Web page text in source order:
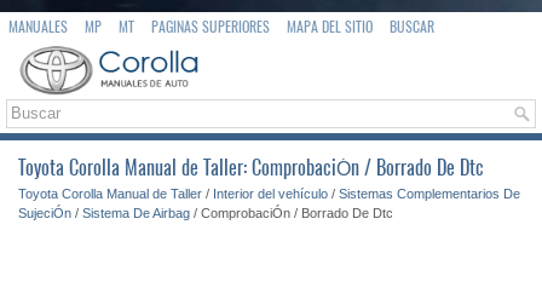
MANUALES MP MT PAGINAS SUPERIORES MAPA DEL SITIO BUSCAR
Toyota Corolla Manual de Taller: ComprobaciÓn / Borrado De Dtc
Toyota Corolla Manual de Taller / Interior del vehículo / Sistemas Complementarios De
SujeciÓn / Sistema De Airbag / ComprobaciÓn / Borrado De Dtc